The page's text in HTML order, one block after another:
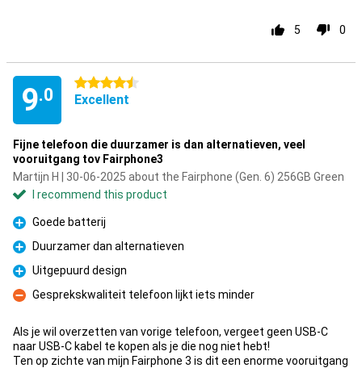
5 0
9.0
4.5 stars
Excellent
Fijne telefoon die duurzamer is dan alternatieven, veel
vooruitgang tov Fairphone3
Martijn H | 30-06-2025 about the Fairphone (Gen. 6) 256GB Green
I recommend this product
Pro
Goede batterij
Pro
Duurzamer dan alternatieven
Pro
Uitgepuurd design
Con
Gesprekskwaliteit telefoon lijkt iets minder
Als je wil overzetten van vorige telefoon, vergeet geen USB-C
naar USB-C kabel te kopen als je die nog niet hebt!
Ten op zichte van mijn Fairphone 3 is dit een enorme vooruitgang